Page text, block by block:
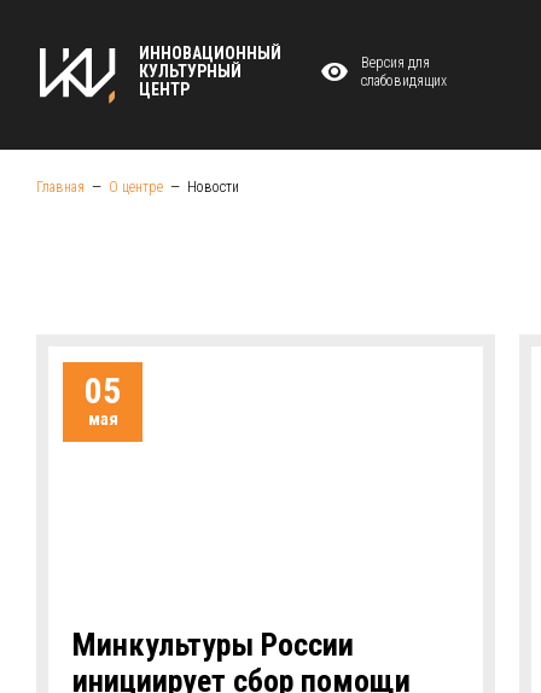
ИННОВАЦИОННЫЙ
КУЛЬТУРНЫЙ
ЦЕНТР
Версия для
слабовидящих
Главная О центре Новости
05
мая
Минкультуры России
инициирует сбор помощи